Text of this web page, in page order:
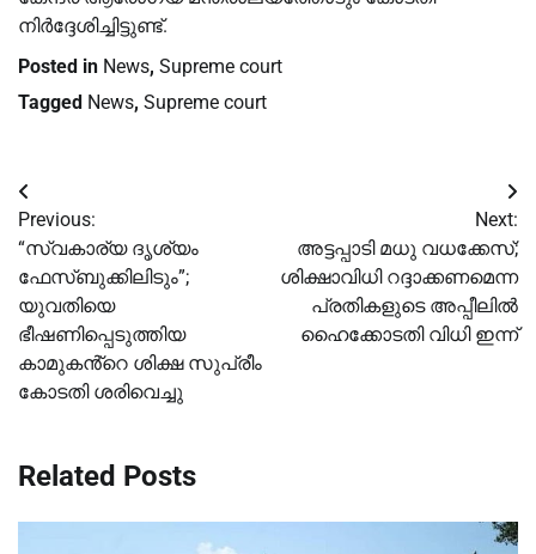
നിർദ്ദേശിച്ചിട്ടുണ്ട്.
Posted in News, Supreme court
Tagged News, Supreme court
Post
navigation
Previous:
“സ്വകാര്യ ദൃശ്യം
ഫേസ്ബുക്കിലിടും”;
യുവതിയെ
ഭീഷണിപ്പെടുത്തിയ
കാമുകൻ്റെ ശിക്ഷ സുപ്രീം
കോടതി ശരിവെച്ചു
Next:
അട്ടപ്പാടി മധു വധക്കേസ്;
ശിക്ഷാവിധി റദ്ദാക്കണമെന്ന
പ്രതികളുടെ അപ്പീലില്‍
ഹൈക്കോടതി വിധി ഇന്ന്
Related Posts